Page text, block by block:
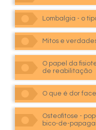
Lombalgia - o
Mitos e
O papel da
de reabilitação
O que é dor
Osteofitose -
bico-de-